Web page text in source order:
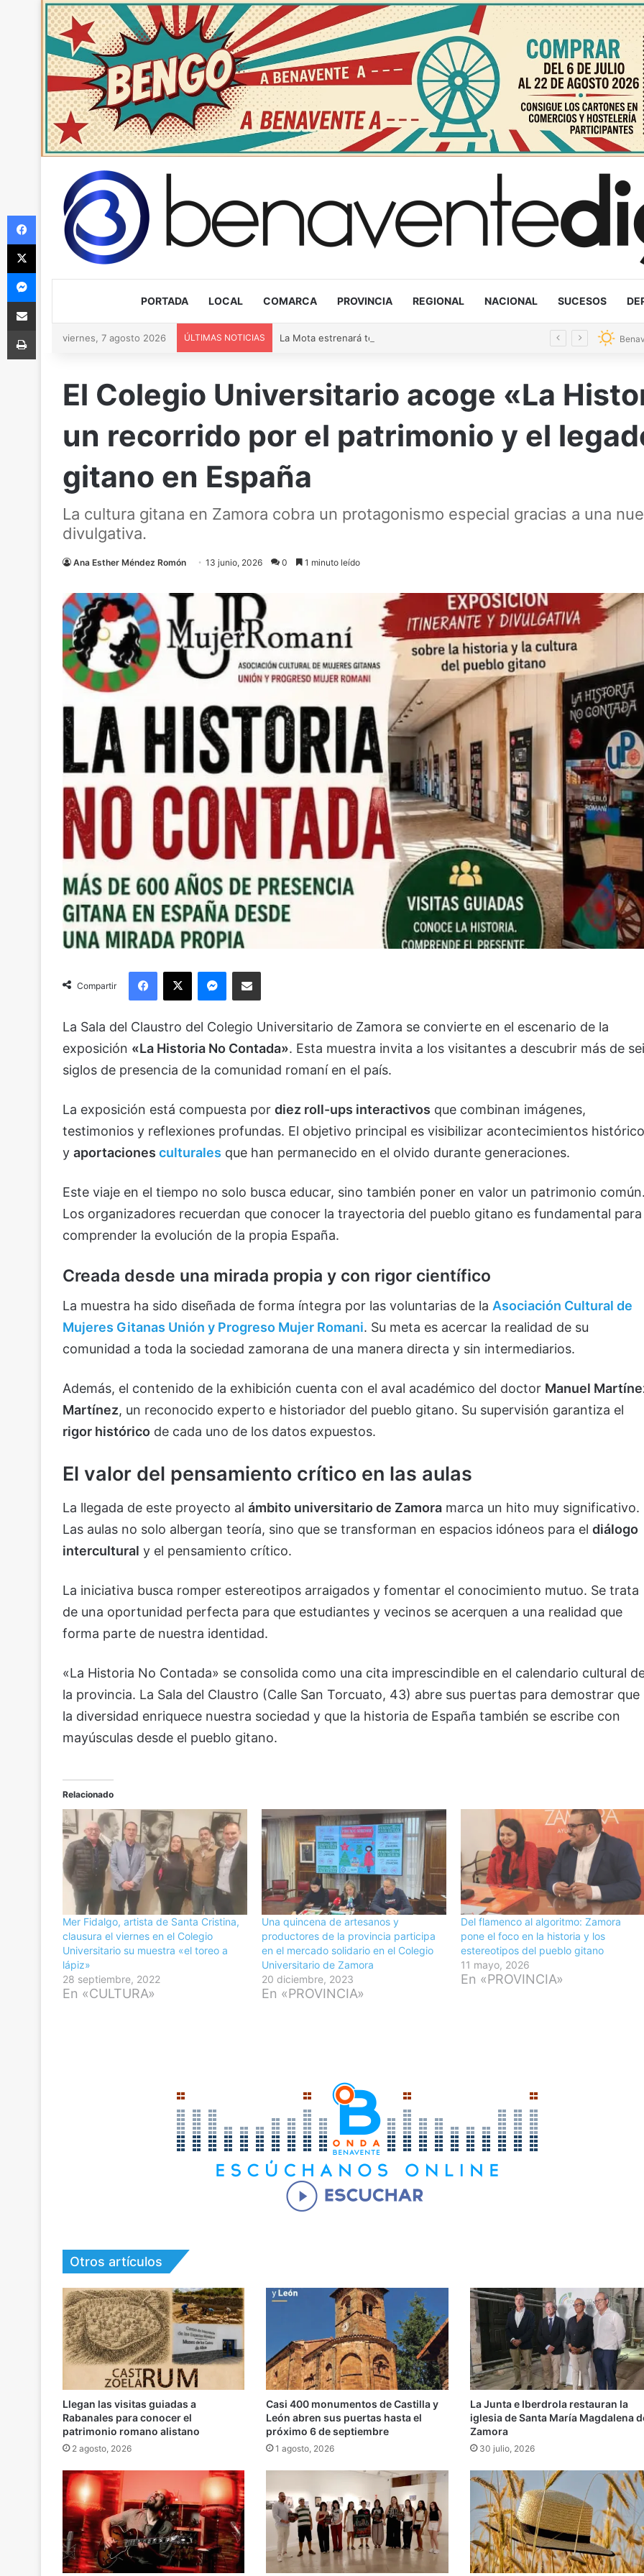
PORTADA LOCAL COMARCA PROVINCIA REGIONAL NACIONAL SUCESOS
viernes, 7 agosto 2026 ÚLTIMAS NOTICIAS
El Colegio Universitario acoge «La
un recorrido por el patrimonio y el
gitano en España
La cultura gitana en Zamora cobra un protagonismo especial gracias a una
divulgativa.
Ana Esther Méndez Romón 13 junio, 2026 0 1 minuto leído
Compartir
Facebook
X Messenger
Compartir via Email
La Sala del Claustro del Colegio Universitario de Zamora se convierte en el escenario de la
exposición «La Historia No Contada». Esta muestra invita a los visitantes a descubrir más de
siglos de presencia de la comunidad romaní en el país.
La exposición está compuesta por diez roll-ups interactivos que combinan imágenes,
testimonios y reflexiones profundas. El objetivo principal es visibilizar acontecimientos
y aportaciones culturales que han permanecido en el olvido durante generaciones.
Este viaje en el tiempo no solo busca educar, sino también poner en valor un patrimonio
Los organizadores recuerdan que conocer la trayectoria del pueblo gitano es fundamental para
comprender la evolución de la propia España.
Creada desde una mirada propia y con rigor científico
La muestra ha sido diseñada de forma íntegra por las voluntarias de la Asociación Cultural de
Mujeres Gitanas Unión y Progreso Mujer Romani. Su meta es acercar la realidad de su
comunidad a toda la sociedad zamorana de una manera directa y sin intermediarios.
Además, el contenido de la exhibición cuenta con el aval académico del doctor Manuel
Martínez, un reconocido experto e historiador del pueblo gitano. Su supervisión garantiza el
rigor histórico de cada uno de los datos expuestos.
El valor del pensamiento crítico en las aulas
La llegada de este proyecto al ámbito universitario de Zamora marca un hito muy significativo.
Las aulas no solo albergan teoría, sino que se transforman en espacios idóneos para el diálogo
intercultural y el pensamiento crítico.
La iniciativa busca romper estereotipos arraigados y fomentar el conocimiento mutuo. Se trata
de una oportunidad perfecta para que estudiantes y vecinos se acerquen a una realidad que
forma parte de nuestra identidad.
«La Historia No Contada» se consolida como una cita imprescindible en el calendario cultural
la provincia. La Sala del Claustro (Calle San Torcuato, 43) abre sus puertas para demostrar que
la diversidad enriquece nuestra sociedad y que la historia de España también se escribe con
mayúsculas desde el pueblo gitano.
Relacionado
Mer Fidalgo, artista de Santa Cristina,
clausura el viernes en el Colegio
Universitario su muestra «el toreo a
lápiz»
28 septiembre, 2022
En «CULTURA»
Una quincena de artesanos y
productores de la provincia participa
en el mercado solidario en el Colegio
Universitario de Zamora
20 diciembre, 2023
En «PROVINCIA»
Del flamenco al algoritmo: Zamora
pone el foco en la historia y los
estereotipos del pueblo gitano
11 mayo, 2026
En «PROVINCIA»
Otros artículos
Llegan las visitas guiadas a
Rabanales para conocer el
patrimonio romano alistano
2 agosto, 2026
Casi 400 monumentos de Castilla y
León abren sus puertas hasta el
próximo 6 de septiembre
1 agosto, 2026
La Junta e Iberdrola restauran la
iglesia de Santa María Magdalena
Zamora
30 julio, 2026
Facebook
X
Messenger
Compartir via Email